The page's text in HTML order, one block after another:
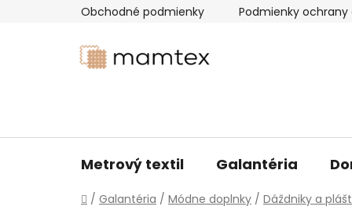
Obchodné podmienky Podmienky
Metrový textil Galantéria
Domov
/ Galantéria / Módne doplnky / Dáždniky a